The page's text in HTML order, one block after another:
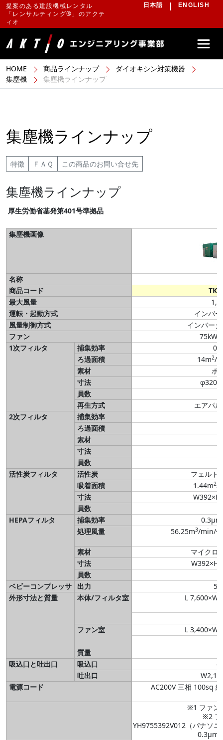
提案のある建設機械レンタル
「レンサルティング®」のアクテ
ィオ
日本語 ENGLISH
HOME 商品ラインナップ
ダイオキシン対策機器
集塵機
集塵機ラインナップ
集塵機ラインナップ
特徴 ＦＡＱ この商品のお問い合せ先
集塵機ラインナップ
厚生労働省基発第401号準拠品
集塵機画像
名称
商品コード
最大風量
運転・起動方式
インバ
風量制御方式
インバー
ファン
75kW/
1次フィルタ
捕集効率
ろ過面積
14m2/
素材
ポ
寸法
員数
再生方式
エアパ
2次フィルタ
捕集効率
ろ過面積
素材
寸法
員数
活性炭フィルタ
活性炭
フェルト
吸着面積
1.44m2/
寸法
員数
HEPAフィルタ
捕集効率
処理風量
56.25m3/min/
素材
マイクロ
寸法
員数
ベビーコンプレッサ
出力
外形寸法と質量
本体/フィルタ室 L 7,600×W
ファン室
L 3,400×W
質量
吸込口と吐出口
吸込口
吐出口
電源コード
AC200V 三相 100sq
※1 ファン
※2 フ
YH9755392V012（パナソ